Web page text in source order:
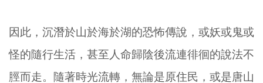
因此，沉潛於山於海於湖的恐怖傳說，或妖或鬼或
怪的隨行生活，甚至人命歸陰後流連徘徊的說法不
脛而走。隨著時光流轉，無論是原住民，或是唐山